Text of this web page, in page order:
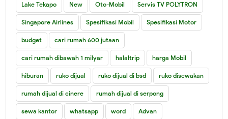
Lake Tekapo New Oto-Mobil Servis TV POLYTRON
Singapore Airlines Spesifikasi Mobil Spesifikasi Motor
budget cari rumah 600 jutaan
cari rumah dibawah 1 milyar halaltrip harga Mobil
hiburan ruko dijual ruko dijual di bsd ruko disewakan
rumah dijual di cinere rumah dijual di serpong
sewa kantor whatsapp word Advan